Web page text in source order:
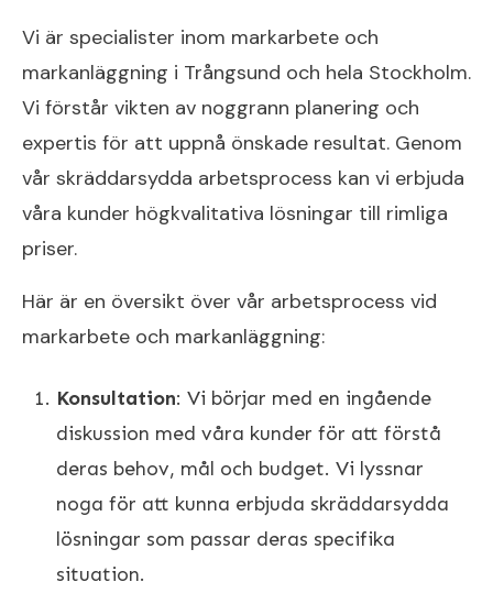
Vi är specialister inom markarbete och
markanläggning i Trångsund och hela Stockholm.
Vi förstår vikten av noggrann planering och
expertis för att uppnå önskade resultat. Genom
vår skräddarsydda arbetsprocess kan vi erbjuda
våra kunder högkvalitativa lösningar till rimliga
priser.
Här är en översikt över vår arbetsprocess vid
markarbete och markanläggning:
Konsultation: Vi börjar med en ingående
diskussion med våra kunder för att förstå
deras behov, mål och budget. Vi lyssnar
noga för att kunna erbjuda skräddarsydda
lösningar som passar deras specifika
situation.